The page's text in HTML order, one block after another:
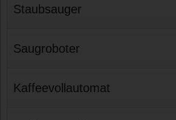
Staubsauger
Saugroboter
Kaffeevollautomat